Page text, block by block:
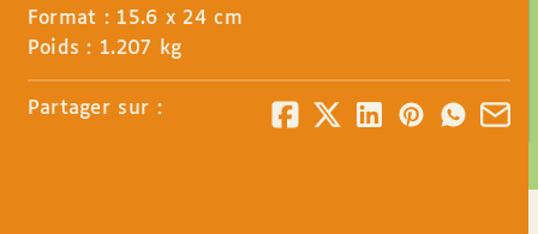
Format : 15.6 x 24 cm
Poids : 1.207 kg
Partager sur :